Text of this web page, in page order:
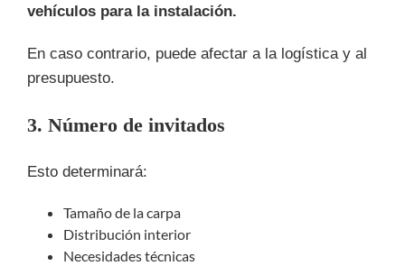
vehículos para la instalación.
En caso contrario, puede afectar a la logística y al
presupuesto.
3. Número de invitados
Esto determinará:
Tamaño de la carpa
Distribución interior
Necesidades técnicas